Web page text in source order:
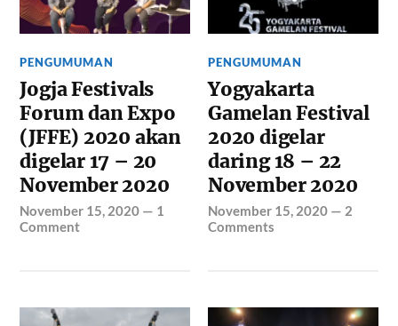
PENGUMUMAN
Jogja Festivals
Forum dan Expo
(JFFE) 2020 akan
digelar 17 – 20
November 2020
November 15, 2020 — 1
Comment
PENGUMUMAN
Yogyakarta
Gamelan Festival
2020 digelar
daring 18 – 22
November 2020
November 15, 2020 — 2
Comments